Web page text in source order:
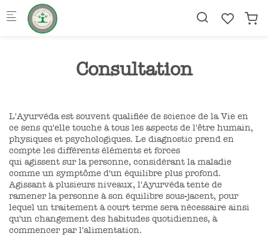
Skip to main content
Consultation
L'Ayurvéda est souvent qualifiée de science de la Vie en
ce sens qu'elle touche à tous les aspects de l'être humain,
physiques et psychologiques. Le diagnostic prend en
compte les différents éléments et forces
qui agissent sur la personne, considérant la maladie
comme un symptôme d'un équilibre plus profond.
Agissant à plusieurs niveaux, l'Ayurvéda tente de
ramener la personne à son équilibre sous-jacent, pour
lequel un traitement à court terme sera nécessaire ainsi
qu'un changement des habitudes quotidiennes, à
commencer par l'alimentation.